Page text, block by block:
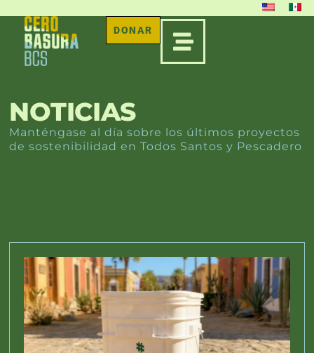
DONAR
NOTICIAS
Manténgase al día sobre los últimos proyectos
de sostenibilidad en Todos Santos y Pescadero